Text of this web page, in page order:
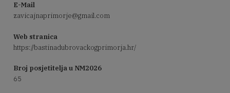
E-Mail
zavicajnaprimorje@gmail.com
Web stranica
https://bastinadubrovackogprimorja.hr/
Broj posjetitelja u NM2026
65